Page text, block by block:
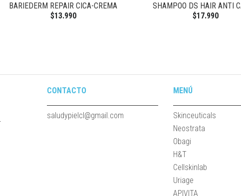
BARIEDERM REPAIR CICA-CREMA
$13.990
SHAMPOO DS HAIR ANTI
$17.990
CONTACTO
saludypielcl@gmail.com
MENÚ
Skinceuticals
Neostrata
Obagi
H&T
Cellskinlab
Uriage
APIVITA